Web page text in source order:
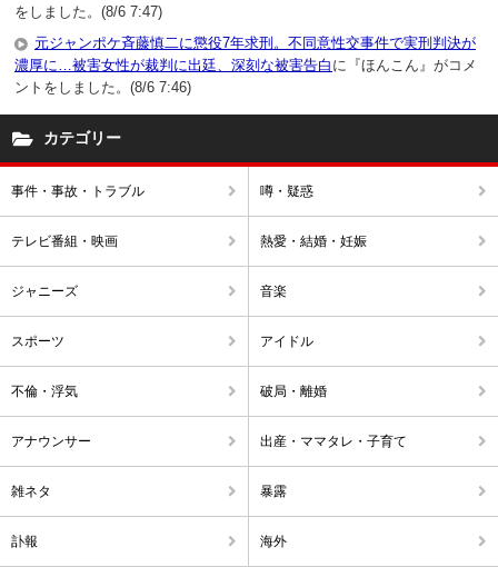
をしました。(8/6 7:47)
元ジャンポケ斉藤慎二に懲役7年求刑。不同意性交事件で実刑判決が
濃厚に…被害女性が裁判に出廷、深刻な被害告白 に『ほんこん』がコメ
ントをしました。(8/6 7:46)
カテゴリー
事件・事故・トラブル 噂・疑惑
テレビ番組・映画 熱愛・結婚・妊娠
ジャニーズ 音楽
スポーツ アイドル
不倫・浮気 破局・離婚
アナウンサー 出産・ママタレ・子育て
雑ネタ 暴露
訃報 海外